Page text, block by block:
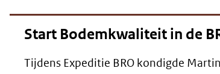
Start Bodemkwaliteit in de
Tijdens Expeditie BRO kondigde